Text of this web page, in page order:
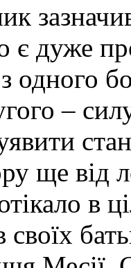
є дуже
одного
–
ще від
в
своїх